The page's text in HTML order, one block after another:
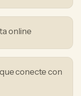
online
conecte con